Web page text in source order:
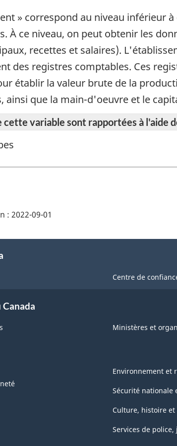
» correspond au niveau inférieur
À ce niveau, on peut obtenir les
recettes et salaires).
des registres comptables. Ces
établir la valeur brute de la
ainsi que la main-d'oeuvre et le
cette variable sont rapportées à l'aide
: 2022-09-01
Centre de
Ministères et
Environnement et
Sécurité nationale
Culture, histoire
Services de